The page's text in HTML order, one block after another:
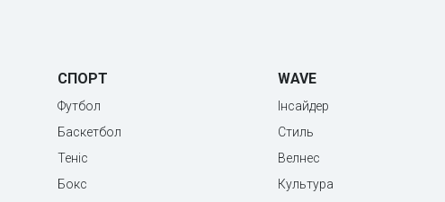
СПОРТ
Футбол
Баскетбол
Теніс
Бокс
WAVE
Інсайдер
Стиль
Велнес
Культура